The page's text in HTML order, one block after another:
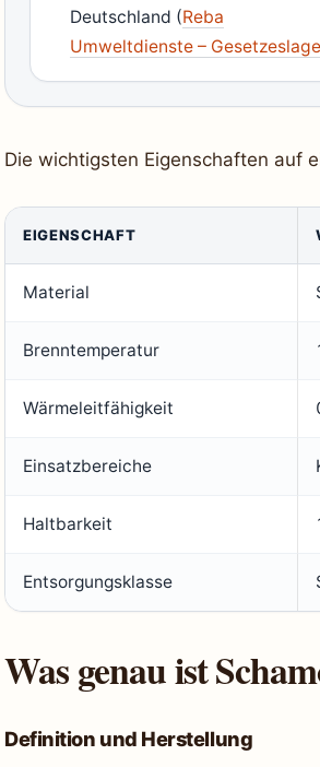
Deutschland (Reba
Umweltdienste – Gesetzeslage
Die wichtigsten Eigenschaften auf
EIGENSCHAFT
Material
Brenntemperatur
Wärmeleitfähigkeit
Einsatzbereiche
Haltbarkeit
Entsorgungsklasse
Was genau ist
Definition und Herstellung